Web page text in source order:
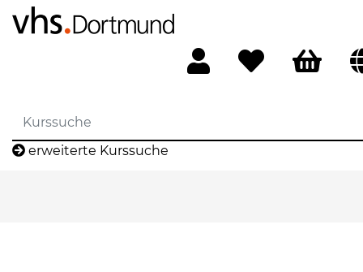
erweiterte Kurssuche